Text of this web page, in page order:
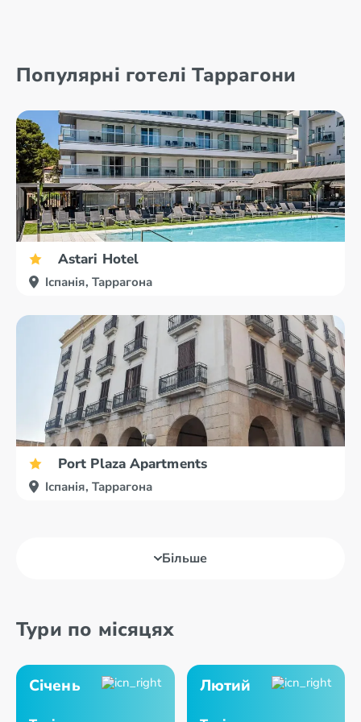
Бакейра-Берет Більбао
Популярні готелі Таррагони
Astari Hotel
Іспанія, Таррагона
Port Plaza Apartments
Іспанія, Таррагона
Більше
Тури по місяцях
Січень Лютий